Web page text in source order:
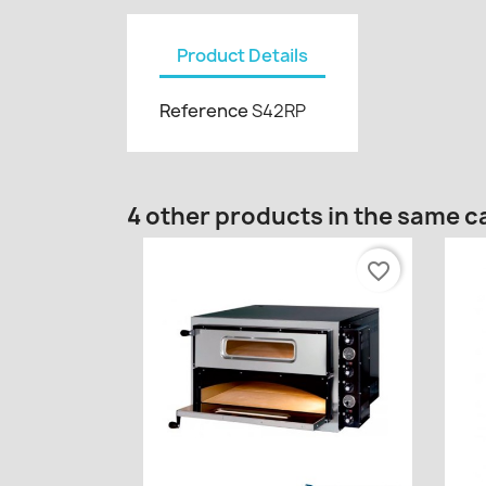
Product Details
ReferenceS42RP
4 other products in the same
favorite_border